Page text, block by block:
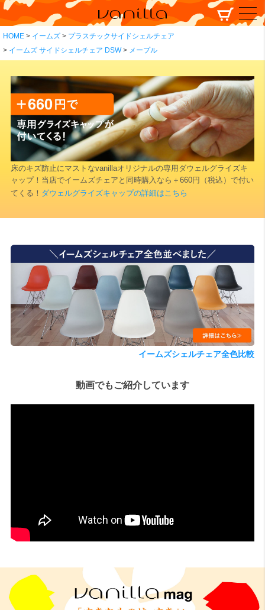
HOME イームズ
プラスチックサイドシェルチェア
イームズ サイドシェルチェア DSW
メープル
検索
床のキズ防止にマストなvanillaオリジナルの専用ダウェルグライズキ
ャップ！当店でイームズチェアと同時購入なら＋660円（税込）で付い
てくる！ ダウェルグライズキャップの詳細はこちら
イームズシェルチェア全色比較
動画でもご紹介しています